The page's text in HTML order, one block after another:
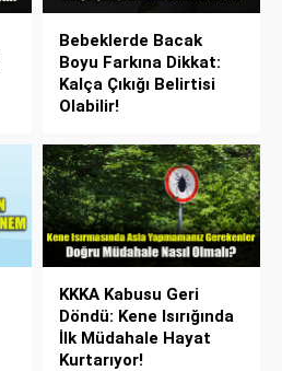
Bebeklerde Bacak
Boyu Farkına Dikkat:
Kalça Çıkığı Belirtisi
Olabilir!
KKKA Kabusu Geri
Döndü: Kene Isırığında
İlk Müdahale Hayat
Kurtarıyor!